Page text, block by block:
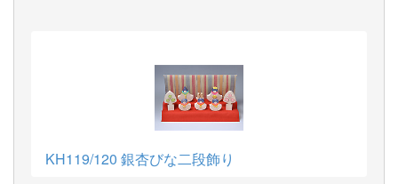
KH119/120 銀杏びな二段飾り